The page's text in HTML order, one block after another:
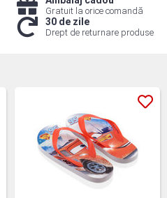
Gratuit la orice comandă
30 de zile
Drept de returnare produse